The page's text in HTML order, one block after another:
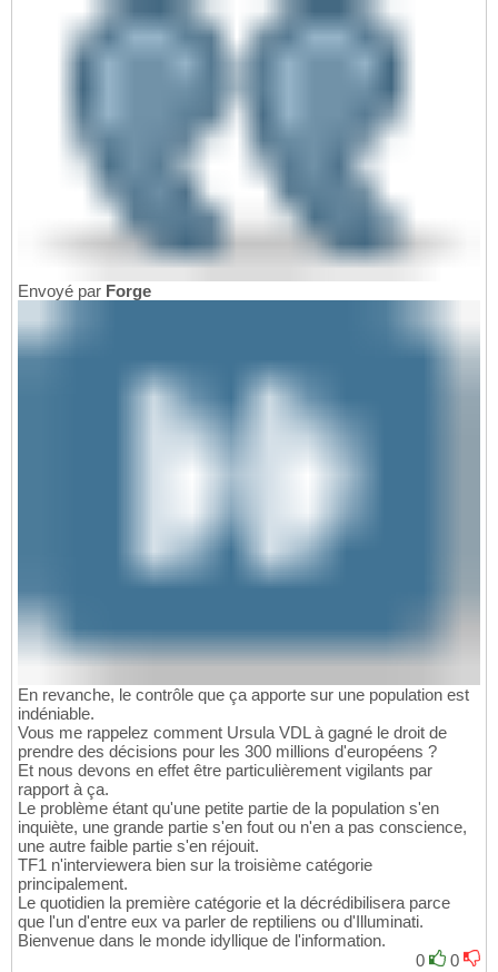
Envoyé par Forge
En revanche, le contrôle que ça apporte sur une population est
indéniable.
Vous me rappelez comment Ursula VDL à gagné le droit de
prendre des décisions pour les 300 millions d'européens ?
Et nous devons en effet être particulièrement vigilants par
rapport à ça.
Le problème étant qu'une petite partie de la population s'en
inquiète, une grande partie s'en fout ou n'en a pas conscience,
une autre faible partie s'en réjouit.
TF1 n'interviewera bien sur la troisième catégorie
principalement.
Le quotidien la première catégorie et la décrédibilisera parce
que l'un d'entre eux va parler de reptiliens ou d'Illuminati.
Bienvenue dans le monde idyllique de l'information.
0
0